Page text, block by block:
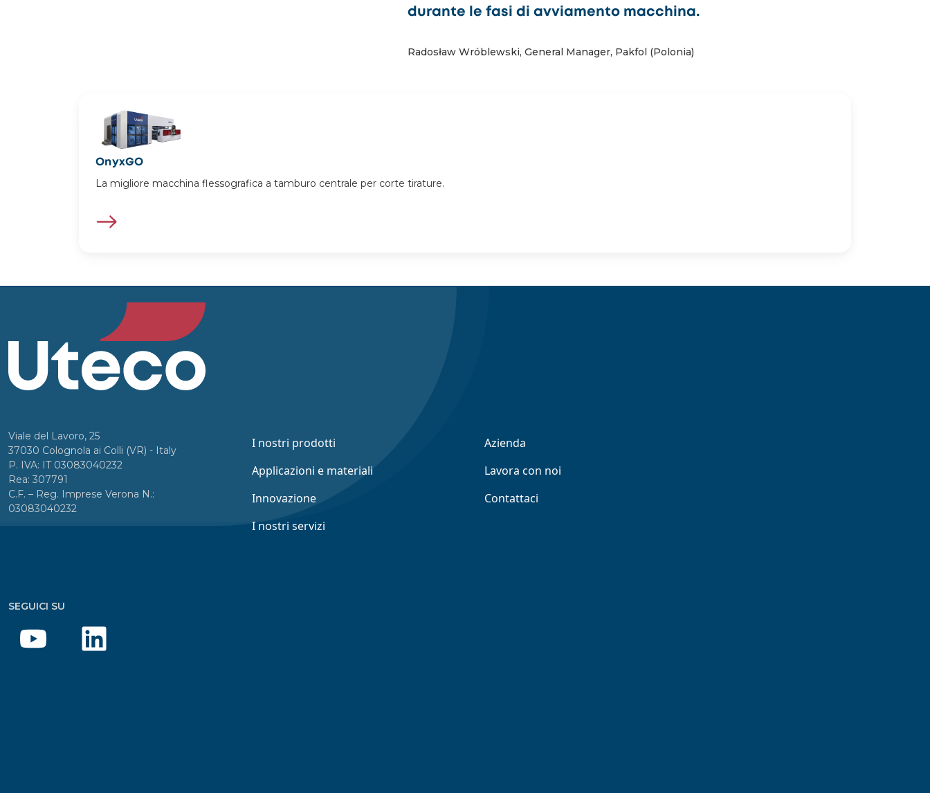
durante le fasi di avviamento macchina.
Radosław Wróblewski, General Manager, Pakfol (Polonia)
OnyxGO
La migliore macchina flessografica a tamburo centrale per corte tirature.
Viale del Lavoro, 25
37030 Colognola ai Colli (VR) - Italy
P. IVA: IT 03083040232
Rea: 307791
C.F. – Reg. Imprese Verona N.:
03083040232
SEGUICI SU
I nostri prodotti
Applicazioni e materiali
Innovazione
I nostri servizi
Azienda
Lavora con noi
Contattaci